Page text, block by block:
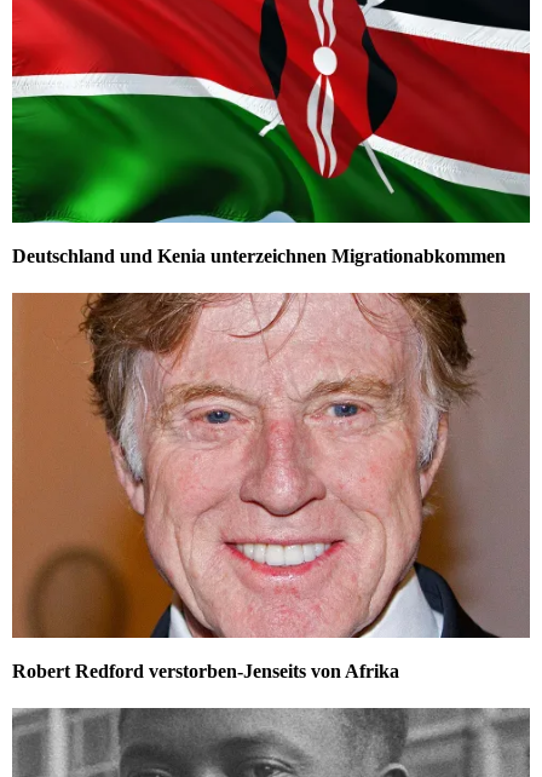
Deutschland und Kenia unterzeichnen Migrationabkommen
Robert Redford verstorben-Jenseits von Afrika